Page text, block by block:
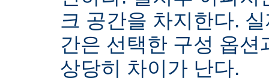
크 공간을 차지한다.
간은 선택한 구성 옵
상당히 차이가 난다.